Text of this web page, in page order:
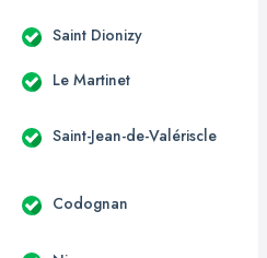
Saint Dionizy
Le Martinet
Saint-Jean-de-Valériscle
Codognan